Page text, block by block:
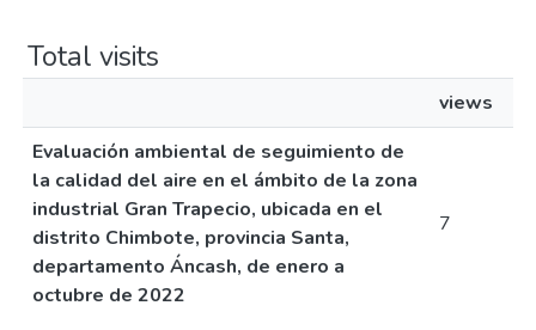
Total visits
views
Evaluación ambiental de seguimiento de
la calidad del aire en el ámbito de la zona
industrial Gran Trapecio, ubicada en el
distrito Chimbote, provincia Santa,
departamento Áncash, de enero a
octubre de 2022
7